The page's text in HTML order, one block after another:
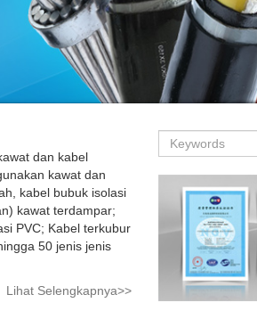
dan kabel
kawat dan
kabel bubuk isolasi
kawat terdampar;
PVC; Kabel terkubur
50 jenis jenis
Lihat Selengkapnya>>
e
a